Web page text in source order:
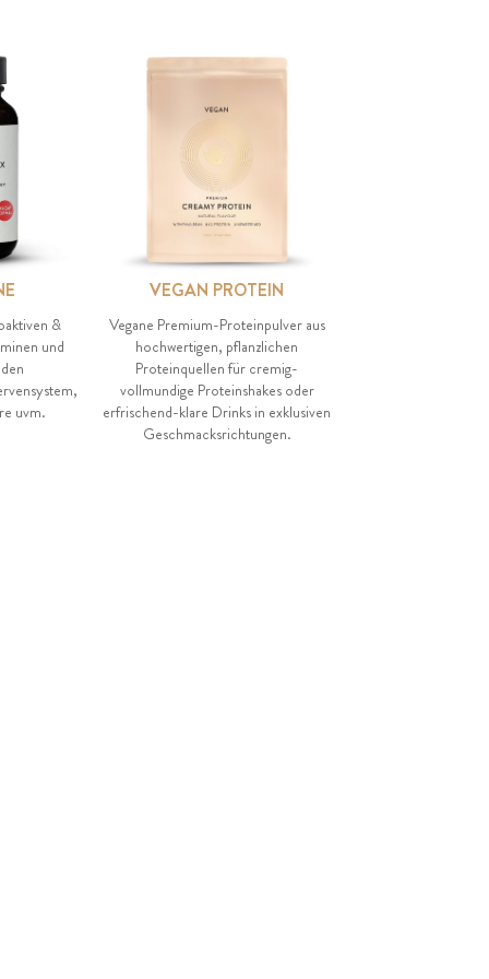
&
und
uvm.
VEGAN PROTEIN
Vegane Premium-Proteinpulver aus
hochwertigen, pflanzlichen
Proteinquellen für cremig-
vollmundige Proteinshakes oder
erfrischend-klare Drinks in exklusiven
Geschmacksrichtungen.